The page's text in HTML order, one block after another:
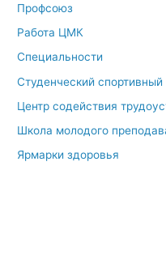
Профсоюз
Работа ЦМК
Специальности
Студенческий
Центр содействия
Школа молодого
Ярмарки здоровья